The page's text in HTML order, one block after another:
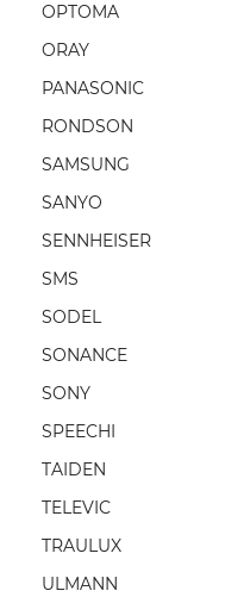
OPTOMA
ORAY
PANASONIC
RONDSON
SAMSUNG
SANYO
SENNHEISER
SMS
SODEL
SONANCE
SONY
SPEECHI
TAIDEN
TELEVIC
TRAULUX
ULMANN